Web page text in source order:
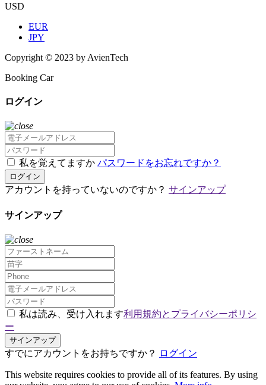
USD
EUR
JPY
Copyright © 2023 by AvienTech
Booking Car
ログイン
私を覚えてますか パスワードをお忘れですか？
ログイン
アカウントを持っていないのですか？ サインアップ
サインアップ
私は読み、受け入れます利用規約とプライバシーポリシ
ー
サインアップ
すでにアカウントをお持ちですか？ ログイン
This website requires cookies to provide all of its features. By using